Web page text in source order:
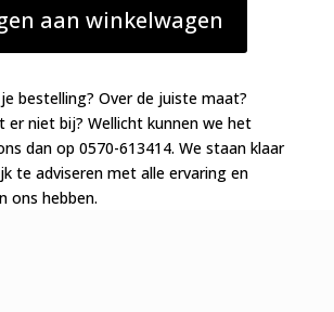
aan winkelwagen
bestelling? Over de juiste maat?
er niet bij? Wellicht kunnen we het
dan op 0570-613414. We staan klaar
te adviseren met alle ervaring en
ons hebben.